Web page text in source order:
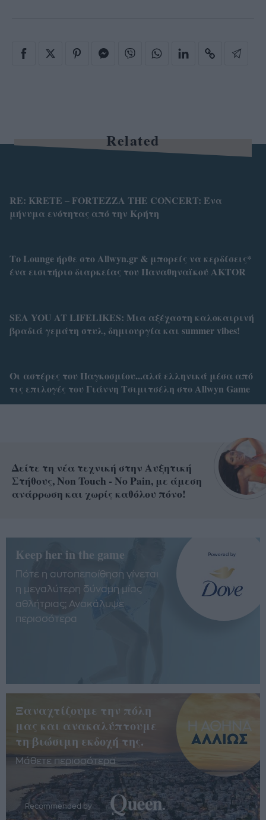
Related
RE: KRETE – FORTEZZA THE CONCERT: Ένα
μήνυμα ενότητας από την Κρήτη
Το Lounge ήρθε στο Allwyn.gr & μπορείς να κερδίσεις*
ένα εισιτήριο διαρκείας του Παναθηναϊκού AKTOR
SEA YOU AT LIFELIKES: Μια αξέχαστη καλοκαιρινή
βραδιά γεμάτη στυλ, δημιουργία και summer vibes!
Οι αστέρες του Παγκοσμίου...αλά ελληνικά μέσα από
τις επιλογές του Γιάννη Τσιμιτσέλη στο Allwyn Game
Δείτε τη νέα τεχνική στην Αυξητική
Στήθους, Non Touch - No Pain, με άμεση
ανάρρωση και χωρίς καθόλου πόνο!
Keep her in the game
Πότε η αυτοπεποίθηση γίνεται
η μεγαλύτερη δύναμη μίας
αθλήτριας; Ανακάλυψε
περισσότερα
Ξαναχτίζουμε την πόλη
μας και ανακαλύπτουμε
τη βιώσιμη εκδοχή της.
Μάθετε περισσότερα
Recommended by